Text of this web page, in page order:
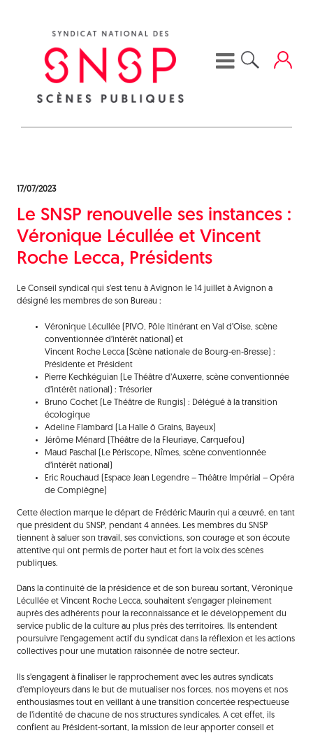
17/07/2023
Le SNSP renouvelle ses instances :
Véronique Lécullée et Vincent
Roche Lecca, Présidents
Le Conseil syndical qui s’est tenu à Avignon le 14 juillet à Avignon a
désigné les membres de son Bureau :
Véronique Lécullée (PIVO, Pôle Itinérant en Val d’Oise, scène
conventionnée d’intérêt national) et
Vincent Roche Lecca (Scène nationale de Bourg-en-Bresse) :
Présidente et Président
Pierre Kechkéguian (Le Théâtre d’Auxerre, scène conventionnée
d’intérêt national) : Trésorier
Bruno Cochet (Le Théâtre de Rungis) : Délégué à la transition
écologique
Adeline Flambard (La Halle ô Grains, Bayeux)
Jérôme Ménard (Théâtre de la Fleuriaye, Carquefou)
Maud Paschal (Le Périscope, Nîmes, scène conventionnée
d’intérêt national)
Eric Rouchaud (Espace Jean Legendre – Théâtre Impérial – Opéra
de Compiègne)
Cette élection marque le départ de Frédéric Maurin qui a œuvré, en tant
que président du SNSP, pendant 4 années. Les membres du SNSP
tiennent à saluer son travail, ses convictions, son courage et son écoute
attentive qui ont permis de porter haut et fort la voix des scènes
publiques.
Dans la continuité de la présidence et de son bureau sortant, Véronique
Lécullée et Vincent Roche Lecca, souhaitent s’engager pleinement
auprès des adhérents pour la reconnaissance et le développement du
service public de la culture au plus près des territoires. Ils entendent
poursuivre l’engagement actif du syndicat dans la réflexion et les actions
collectives pour une mutation raisonnée de notre secteur.
Ils s’engagent à finaliser le rapprochement avec les autres syndicats
d’employeurs dans le but de mutualiser nos forces, nos moyens et nos
enthousiasmes tout en veillant à une transition concertée respectueuse
de l’identité de chacune de nos structures syndicales. A cet effet, ils
confient au Président-sortant, la mission de leur apporter conseil et